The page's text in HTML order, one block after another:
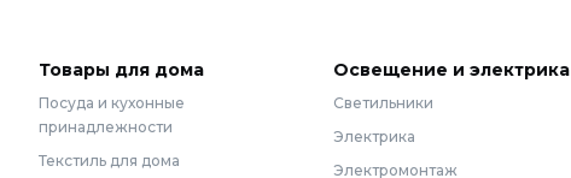
Товары для дома
Посуда и кухонные
принадлежности
Текстиль для дома
Освещение и электрика
Светильники
Электрика
Электромонтаж